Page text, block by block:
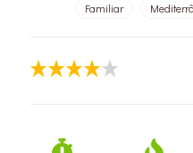
Familiar